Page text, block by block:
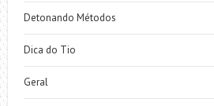
Detonando Métodos
Dica do Tio
Geral